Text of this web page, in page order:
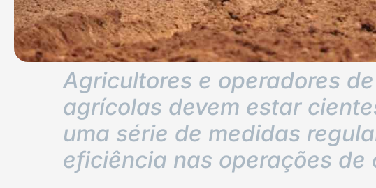
Agricultores e operadores
agrícolas devem estar
uma série de medidas
eficiência nas operações de